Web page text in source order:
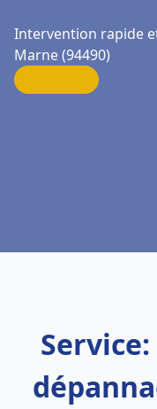
Intervention rapide
Marne (94490)